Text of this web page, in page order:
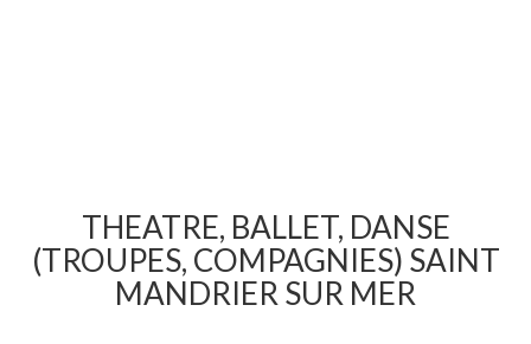
THEATRE, BALLET, DANSE
(TROUPES, COMPAGNIES) SAINT
MANDRIER SUR MER